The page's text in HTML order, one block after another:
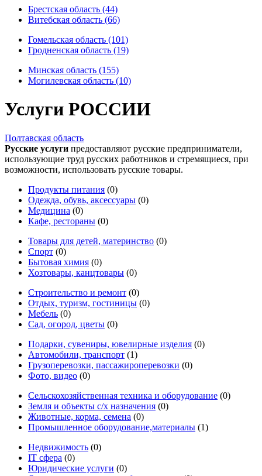
Брестская область (44)
Витебская область (66)
Гомельская область (101)
Гродненская область (19)
Минская область (155)
Могилевская область (10)
Услуги РОССИИ
Полтавская область
Русские услуги предоставляют русские предприниматели,
использующие труд русских работников и стремящиеся, при
возможности, использовать русские товары.
Продукты питания (0)
Одежда, обувь, аксессуары (0)
Медицина (0)
Кафе, рестораны (0)
Товары для детей, материнство (0)
Спорт (0)
Бытовая химия (0)
Хозтовары, канцтовары (0)
Строительство и ремонт (0)
Отдых, туризм, гостиницы (0)
Мебель (0)
Сад, огород, цветы (0)
Подарки, сувениры, ювелирные изделия (0)
Автомобили, транспорт (1)
Грузоперевозки, пассажироперевозки (0)
Фото, видео (0)
Сельскохозяйственная техника и оборудование (0)
Земля и объекты с/х назначения (0)
Животные, корма, семена (0)
Промышленное оборудование,материалы (1)
Недвижимость (0)
IT сфера (0)
Юридические услуги (0)